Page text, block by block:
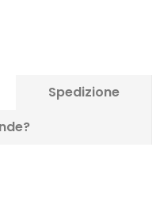
Spedizione